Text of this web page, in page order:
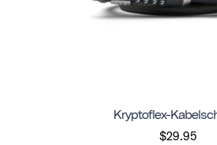
Kryptoflex-
$29.95